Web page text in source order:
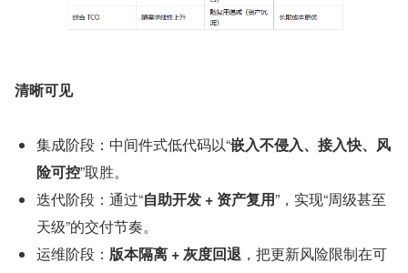
清晰可见
集成阶段：中间件式低代码以“嵌入不侵入、接入快、风
险可控”取胜。
迭代阶段：通过“自助开发 + 资产复用”，实现“周级甚至
天级”的交付节奏。
运维阶段： 版本隔离 + 灰度回退 ，把更新风险限制在可